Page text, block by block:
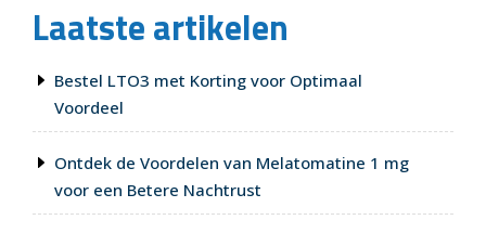
een
Stralende
en
Laatste artikelen
Bestel LTO3 met Korting voor Optimaal
Voordeel
Ontdek de Voordelen van Melatomatine 1 mg
voor een Betere Nachtrust